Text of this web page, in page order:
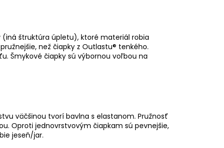
štruktúra úpletu), ktoré materiál robia
než čiapky z Outlastu® tenkého.
Šmykové čiapky sú výbornou voľbou na
väčšinou tvorí bavlna s elastanom. Pružnosť
Oproti jednovrstvovým čiapkam sú pevnejšie,
jeseň/jar.